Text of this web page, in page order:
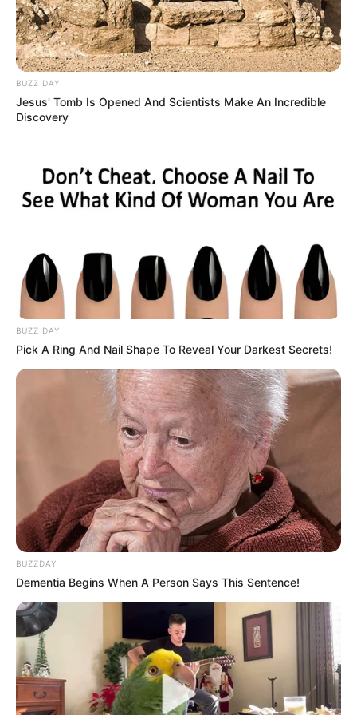
dunaszerdahelyi maffia tömeggyilkosságával.
Magyar Péter a LOCK-ban is ragaszkodott az
egyébként zárt körű „legénybúcsúk”
lebonyolítására szolgáló VIP-szobához.
BUZZ DAY
Jesus' Tomb Is Opened And Scientists Make An Incredible
Discovery
BUZZ DAY
Pick A Ring And Nail Shape To Reveal Your Darkest Secrets!
BUZZDAY
Dementia Begins When A Person Says This Sentence!